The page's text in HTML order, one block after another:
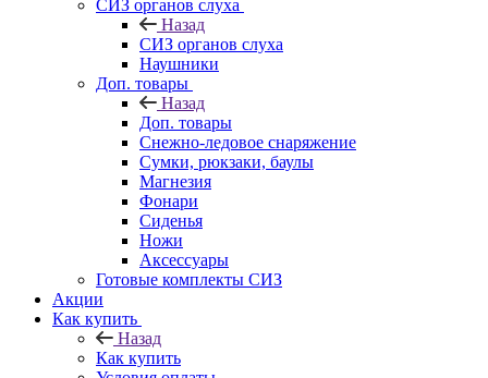
СИЗ органов слуха
Назад
СИЗ органов слуха
Наушники
Доп. товары
Назад
Доп. товары
Снежно-ледовое снаряжение
Сумки, рюкзаки, баулы
Магнезия
Фонари
Сиденья
Ножи
Аксессуары
Готовые комплекты СИЗ
Акции
Как купить
Назад
Как купить